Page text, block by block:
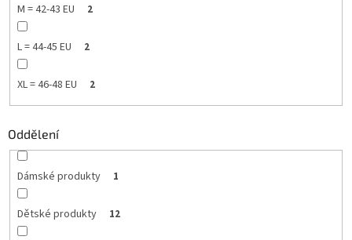
M = 42-43 EU 2
L = 44-45 EU 2
XL = 46-48 EU 2
Oddělení
Dámské produkty 1
Dětské produkty 12